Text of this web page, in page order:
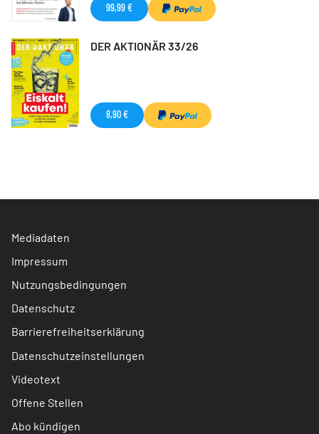
99,99 €
DER AKTIONÄR 33/26
8,90 €
Mediadaten
Impressum
Nutzungsbedingungen
Datenschutz
Barrierefreiheitserklärung
Datenschutzeinstellungen
Videotext
Offene Stellen
Abo kündigen